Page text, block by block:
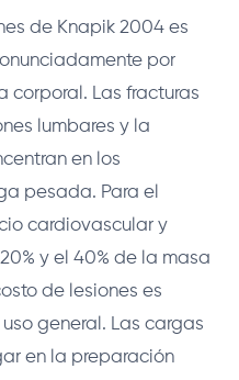
de Knapik 2004 es
por
corporal. Las fracturas
lumbares y la
en los
pesada. Para el
cardiovascular y
y el 40% de la masa
de lesiones es
general. Las cargas
en la preparación